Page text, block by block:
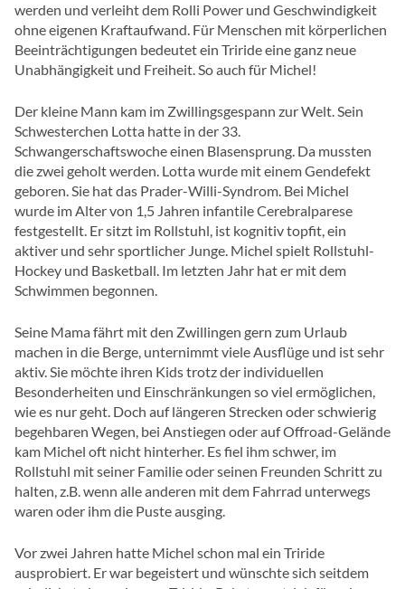
werden und verleiht dem Rolli Power und Geschwindigkeit
ohne eigenen Kraftaufwand. Für Menschen mit körperlichen
Beeinträchtigungen bedeutet ein Triride eine ganz neue
Unabhängigkeit und Freiheit. So auch für Michel!
Der kleine Mann kam im Zwillingsgespann zur Welt. Sein
Schwesterchen Lotta hatte in der 33.
Schwangerschaftswoche einen Blasensprung. Da mussten
die zwei geholt werden. Lotta wurde mit einem Gendefekt
geboren. Sie hat das Prader-Willi-Syndrom. Bei Michel
wurde im Alter von 1,5 Jahren infantile Cerebralparese
festgestellt. Er sitzt im Rollstuhl, ist kognitiv topfit, ein
aktiver und sehr sportlicher Junge. Michel spielt Rollstuhl-
Hockey und Basketball. Im letzten Jahr hat er mit dem
Schwimmen begonnen.
Seine Mama fährt mit den Zwillingen gern zum Urlaub
machen in die Berge, unternimmt viele Ausflüge und ist sehr
aktiv. Sie möchte ihren Kids trotz der individuellen
Besonderheiten und Einschränkungen so viel ermöglichen,
wie es nur geht. Doch auf längeren Strecken oder schwierig
begehbaren Wegen, bei Anstiegen oder auf Offroad-Gelände
kam Michel oft nicht hinterher. Es fiel ihm schwer, im
Rollstuhl mit seiner Familie oder seinen Freunden Schritt zu
halten, z.B. wenn alle anderen mit dem Fahrrad unterwegs
waren oder ihm die Puste ausging.
Vor zwei Jahren hatte Michel schon mal ein Triride
ausprobiert. Er war begeistert und wünschte sich seitdem